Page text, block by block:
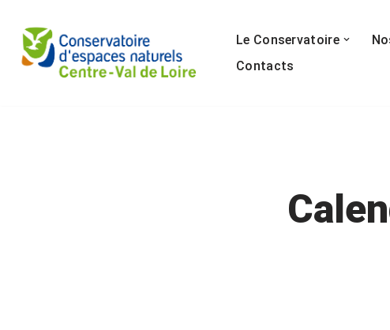
Aller
au
Le Conservatoire
Contacts